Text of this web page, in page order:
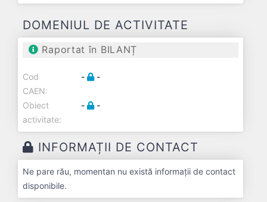
DOMENIUL DE ACTIVITATE
Raportat în BILANȚ
Cod
CAEN:
- -
Obiect
activitate:
- -
INFORMAȚII DE CONTACT
Ne pare rău, momentan nu există informații de contact
disponibile.